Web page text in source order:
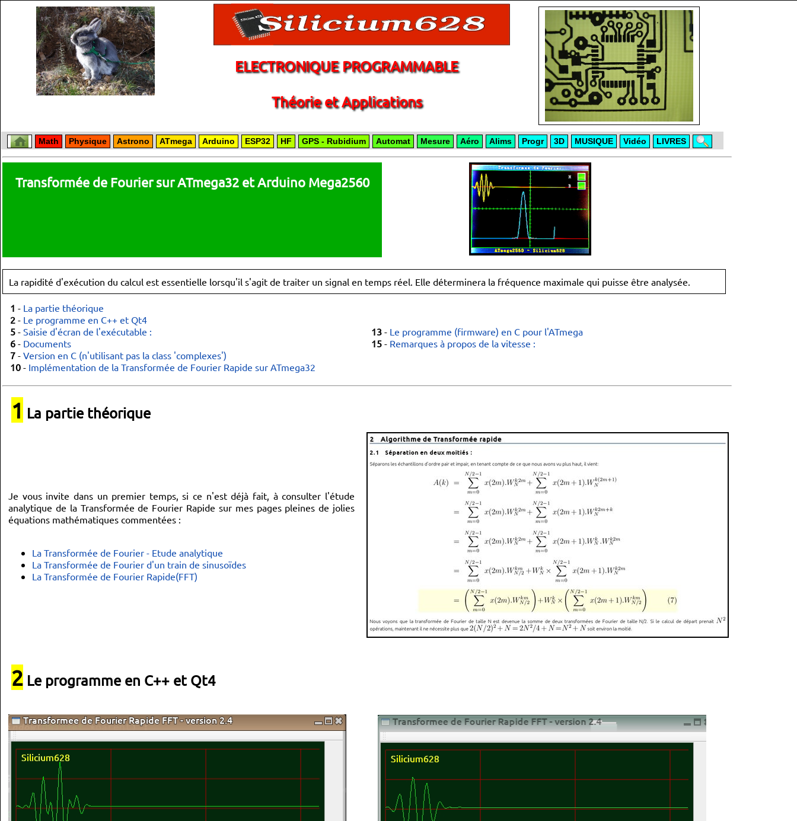
ELECTRONIQUE PROGRAMMABLE
Théorie et Applications
Math Physique Astrono ATmega Arduino ESP32 HF GPS - Rubidium Automat Mesure Aéro Alims Progr 3D MUSIQUE Vidéo LIVRES
Transformée de Fourier sur ATmega32 et Arduino Mega2560
La rapidité d'exécution du calcul est essentielle lorsqu'il s'agit de traiter un signal en temps réel. Elle déterminera la fréquence maximale qui puisse être analysée.
1 - La partie théorique
2 - Le programme en C++ et Qt4
5 - Saisie d'écran de l'exécutable :
6 - Documents
7 - Version en C (n'utilisant pas la class 'complexes')
10 - Implémentation de la Transformée de Fourier Rapide sur ATmega32
13 - Le programme (firmware) en C pour l'ATmega
15 - Remarques à propos de la vitesse :
1 La partie théorique
Je vous invite dans un premier temps, si ce n'est déjà fait, à consulter l'étude
analytique de la Transformée de Fourier Rapide sur mes pages pleines de jolies
équations mathématiques commentées :
La Transformée de Fourier - Etude analytique
La Transformée de Fourier d'un train de sinusoïdes
La Transformée de Fourier Rapide(FFT)
2 Le programme en C++ et Qt4